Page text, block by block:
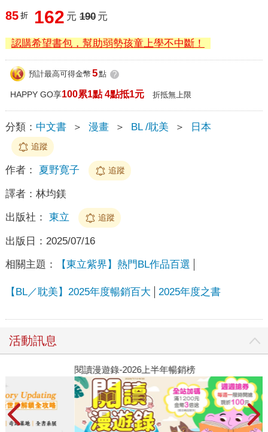
85 折 162 元 190 元
認購希望書包，幫助弱勢孩童上學不中斷！
預計最高可得金幣 5點 ?
HAPPY GO享100累1點 4點抵1元 折抵無上限
分類： 中文書 ＞ 漫畫 ＞ BL /耽美 ＞ 日本
追蹤
作者： 夏野寛子 追蹤
譯者： 林均鎂
出版社： 東立 追蹤
出版日： 2025/07/16
相關主題： 【東立紫界】熱門BL作品百選
【BL／耽美】2025年度暢銷百大 2025年度之書
活動訊息
閱讀漫遊錄-2026上半年暢銷榜